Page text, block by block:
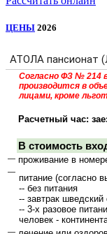
ЦЕНЫ 2026